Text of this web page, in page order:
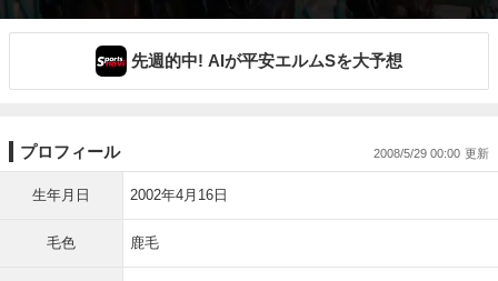
先週的中! AIが平安エルムSを大予想
プロフィール 2008/5/29 00:00
生年月日 2002年4月16日
毛色 鹿毛